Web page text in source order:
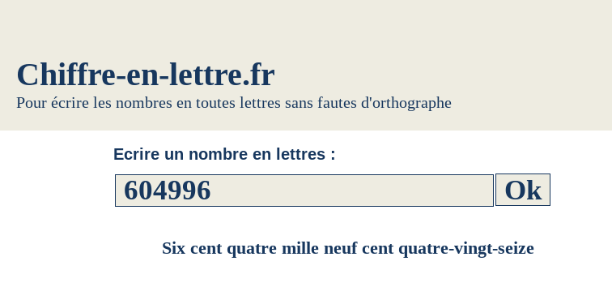
Chiffre-en-lettre.fr
Pour écrire les nombres en toutes lettres sans fautes d'orthographe
Ecrire un nombre en lettres :
Six cent quatre mille neuf cent quatre-vingt-seize